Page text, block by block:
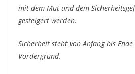
mit dem Mut und dem
gesteigert werden.
Sicherheit steht von Anfang bis
Vordergrund.